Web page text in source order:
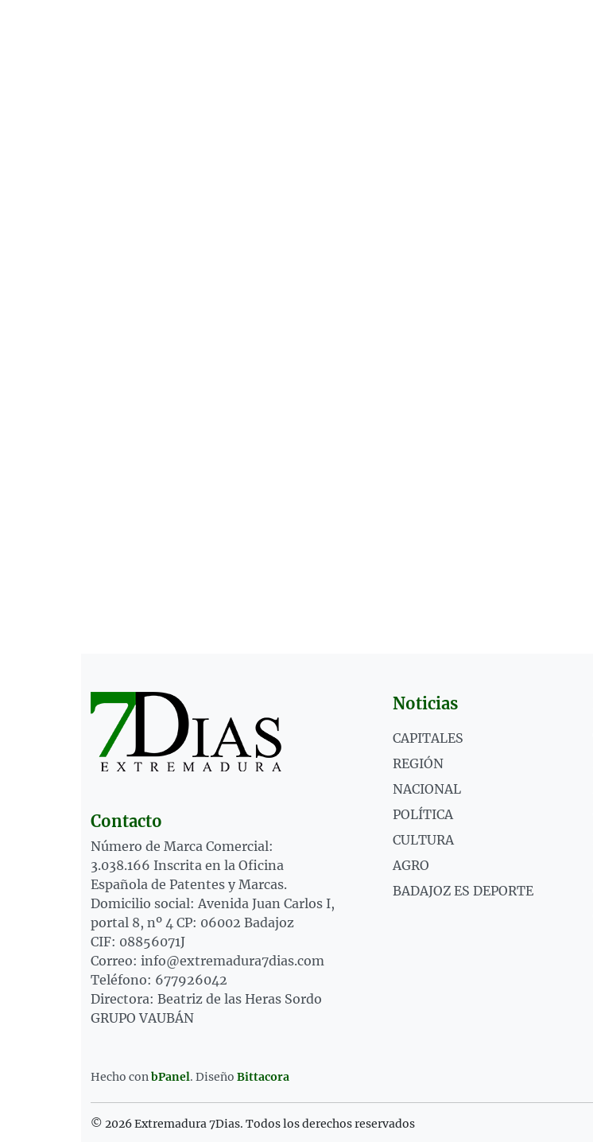
Contacto
Número de Marca Comercial:
3.038.166 Inscrita en la Oficina
Española de Patentes y Marcas.
Domicilio social: Avenida Juan Carlos I,
portal 8, nº 4 CP: 06002 Badajoz
CIF: 08856071J
Correo: info@extremadura7dias.com
Teléfono: 677926042
Directora: Beatriz de las Heras Sordo
GRUPO VAUBÁN
Noticias
CAPITALES
REGIÓN
NACIONAL
POLÍTICA
CULTURA
AGRO
BADAJOZ ES DEPORTE
Hecho conbPanel. Diseño Bittacora
© 2026 Extremadura 7Dias. Todos los derechos reservados